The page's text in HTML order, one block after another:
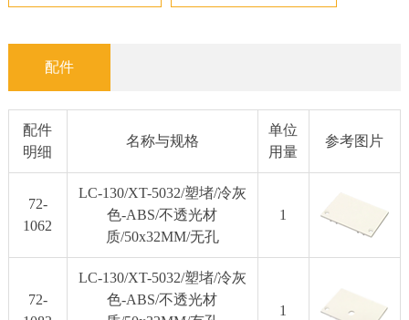
配件
配件
明细
名称与规格
单位
用量
参考图片
72-
1062
LC-130/XT-5032/塑堵/冷灰
色-ABS/不透光材
质/50x32MM/无孔
1
72-
LC-130/XT-5032/塑堵/冷灰
色-ABS/不透光材
1